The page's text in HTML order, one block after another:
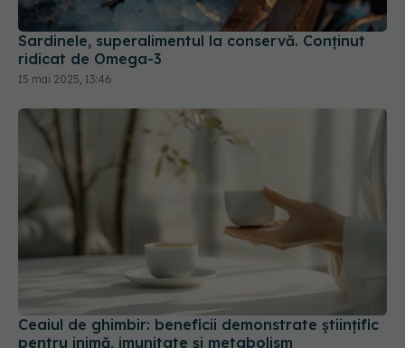
Sardinele, superalimentul la conservă. Conținut
ridicat de Omega-3
15 mai 2025, 13:46
Ceaiul de ghimbir: beneficii demonstrate științific
pentru inimă, imunitate și metabolism